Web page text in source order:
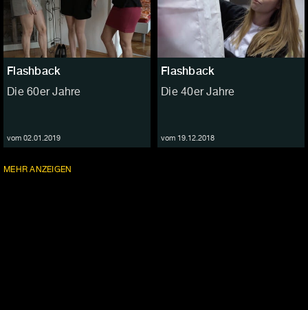
Flashback
Die 60er Jahre
vom 02.01.2019
Flashback
Die 40er Jahre
vom 19.12.2018
MEHRFOLGEN
ANZEIGEN